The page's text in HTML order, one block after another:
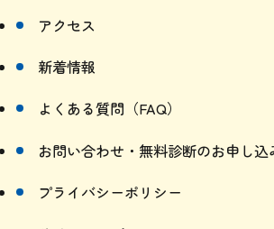
会社概要
アクセス
新着情報
よくある質問（FAQ）
お問い合わせ・無料診断のお申し込み